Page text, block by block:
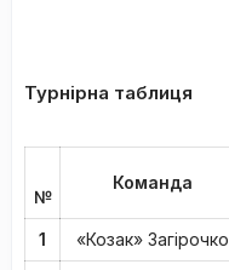
Турнірна таблиця
№
Команда
1 «Козак» Загірочко